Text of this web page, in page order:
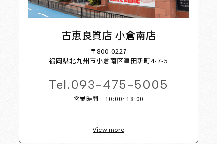
古恵良質店 小倉南店
〒800-0227
福岡県北九州市小倉南区津田新町4-7-5
Tel.093-475-5005
営業時間 10:00~18:00
View more